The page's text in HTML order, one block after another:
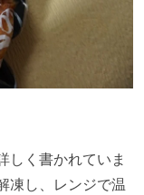
しく書かれていま
凍し、レンジで温